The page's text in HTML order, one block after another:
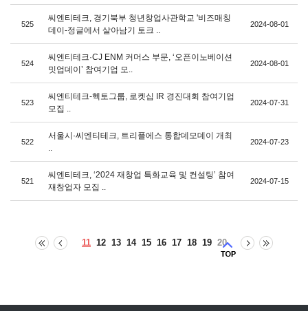
525
씨엔티테크, 경기북부 청년창업사관학교 '비즈매칭
데이-정글에서 살아남기 토크 ..
2024-08-01
524
씨엔티테크·CJ ENM 커머스 부문, ‘오픈이노베이션
밋업데이’ 참여기업 모..
2024-08-01
523
씨엔티테크-헥토그룹, 로켓십 IR 경진대회 참여기업
모집 ..
2024-07-31
522
서울시·씨엔티테크, 트리플에스 통합데모데이 개최
..
2024-07-23
521
씨엔티테크, ‘2024 재창업 특화교육 및 컨설팅’ 참여
재창업자 모집 ..
2024-07-15
11 12 13 14 15 16 17 18 19 20